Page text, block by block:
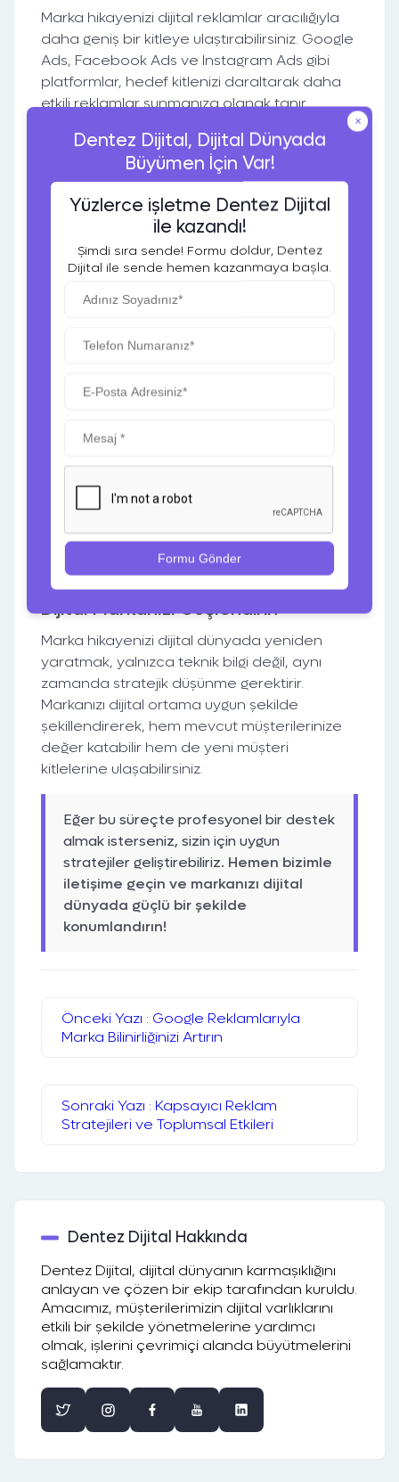
Marka hikayenizi dijital reklamlar aracılığıyla
daha geniş bir kitleye ulaştırabilirsiniz. Google
Ads, Facebook Ads ve Instagram Ads gibi
platformlar, hedef kitlenizi daraltarak daha
etkili reklamlar sunmanıza olanak tanır.
Reklamları Hedefleme:Kullanıcıların
yaşına, cinsiyetine, konumuna veya
ilgilerine göre hedefleme yaparak daha
fazla dönüşüm elde edebilirsiniz.
Reklam metinleri, görselleri
veya hedefleme stratejileri üzerinde A/B
testleri yaparak en verimli stratejiyi
Dijital dünyada başarılı olmak, sürekli bir
kampanyanın, içeriğin ve stratejinin etkisini
Google Analytics:
izleyerek hangi içeriklerin daha fazla ilgi
gördüğünü anlayabilirsiniz.
Sosyal
medya platformlarında etkileşim
oranlarınızı izleyin ve stratejinizi buna göre
güncelleyin.
Dijital Markanızı Güçlendirin
Marka hikayenizi dijital dünyada yeniden
yaratmak, yalnızca teknik bilgi değil, aynı
zamanda stratejik düşünme gerektirir.
Markanızı dijital ortama uygun şekilde
şekillendirerek, hem mevcut müşterilerinize
değer katabilir hem de yeni müşteri
kitlelerine ulaşabilirsiniz.
Eğer bu süreçte profesyonel bir destek
almak isterseniz, sizin için uygun
stratejiler geliştirebiliriz. Hemen bizimle
iletişime geçin ve markanızı dijital
dünyada güçlü bir şekilde
konumlandırın!
Önceki Yazı : Google Reklamlarıyla
Marka Bilinirliğinizi Artırın
Sonraki Yazı : Kapsayıcı Reklam
Stratejileri ve Toplumsal Etkileri
Dentez Dijital Hakkında
Dentez Dijital, dijital dünyanın karmaşıklığını
anlayan ve çözen bir ekip tarafından kuruldu.
Amacımız, müşterilerimizin dijital varlıklarını
etkili bir şekilde yönetmelerine yardımcı
olmak, işlerini çevrimiçi alanda büyütmelerini
sağlamaktır.
×
Dentez Dijital, Dijital Dünyada
Büyümen İçin Var!
Yüzlerce işletme Dentez Dijital
ile kazandı!
Şimdi sıra sende! Formu doldur, Dentez
Dijital ile sende hemen kazanmaya başla.